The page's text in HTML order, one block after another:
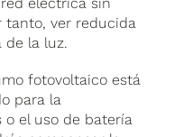
Premium
tanto, ver reducida
de la luz.
fotovoltaico está
para la
o el uso de batería